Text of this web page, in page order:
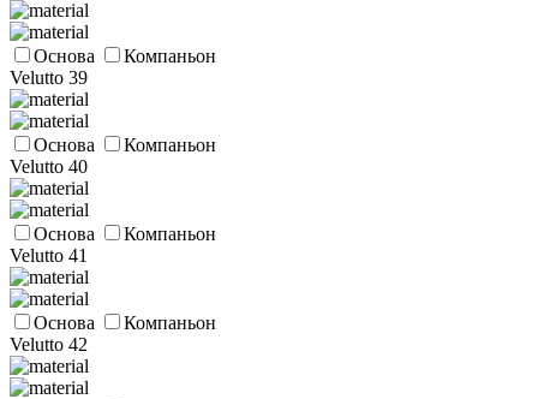
Основа
Компаньон
Velutto 39
Основа
Компаньон
Velutto 40
Основа
Компаньон
Velutto 41
Основа
Компаньон
Velutto 42